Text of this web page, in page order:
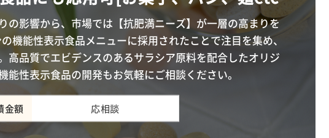
影響から、市場では【抗肥満ニーズ】が一層の高まりを
能性表示食品メニューに採用されたことで注目を集め、
品質でエビデンスのあるサラシア原料を配合したオリジ
性表示食品の開発もお気軽にご相談ください。
金額 応相談